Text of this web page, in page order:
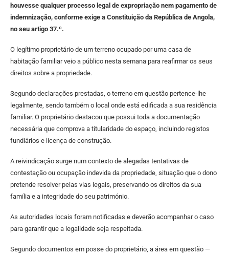
houvesse qualquer processo legal de expropriação nem pagamento de
indemnização, conforme exige a Constituição da República de Angola,
no seu artigo 37.º.
O legítimo proprietário de um terreno ocupado por uma casa de
habitação familiar veio a público nesta semana para reafirmar os seus
direitos sobre a propriedade.
Segundo declarações prestadas, o terreno em questão pertence-lhe
legalmente, sendo também o local onde está edificada a sua residência
familiar. O proprietário destacou que possui toda a documentação
necessária que comprova a titularidade do espaço, incluindo registos
fundiários e licença de construção.
A reivindicação surge num contexto de alegadas tentativas de
contestação ou ocupação indevida da propriedade, situação que o dono
pretende resolver pelas vias legais, preservando os direitos da sua
família e a integridade do seu património.
As autoridades locais foram notificadas e deverão acompanhar o caso
para garantir que a legalidade seja respeitada.
Segundo documentos em posse do proprietário, a área em questão —